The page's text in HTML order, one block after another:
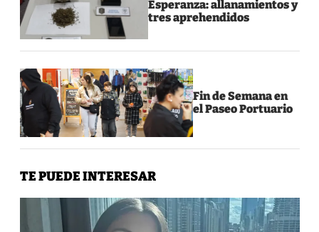
Esperanza: allanamientos y
tres aprehendidos
Fin de Semana en
el Paseo Portuario
TE PUEDE INTERESAR